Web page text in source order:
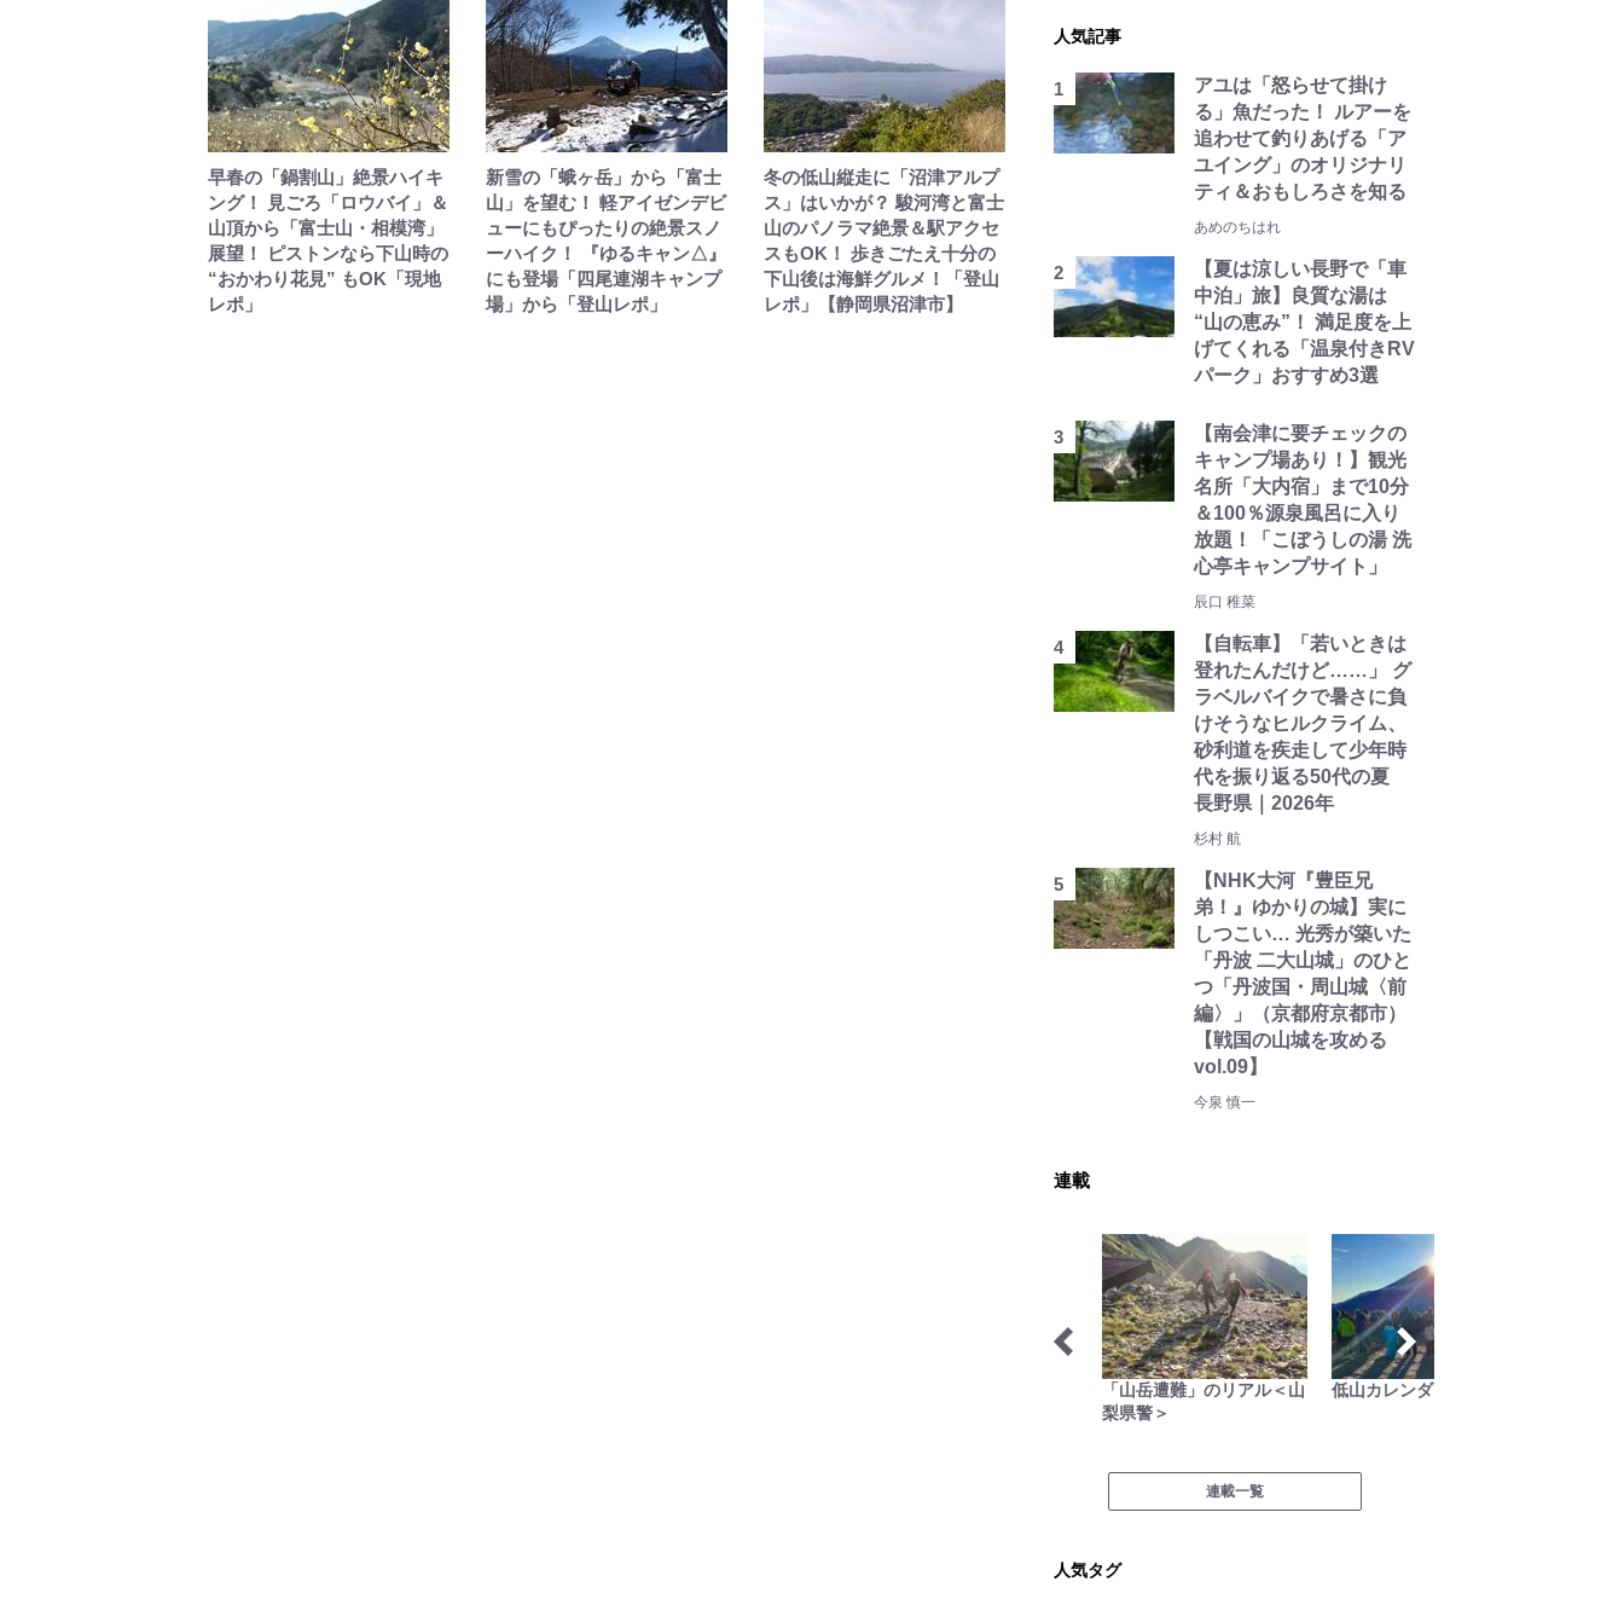
早春の「鍋割山」絶景ハイキ
ング！ 見ごろ「ロウバイ」＆
山頂から「富士山・相模湾」
展望！ ピストンなら下山時の
“おかわり花見” もOK「現地
レポ」
新雪の「蛾ヶ岳」から「富士
山」を望む！ 軽アイゼンデビ
ューにもぴったりの絶景スノ
ーハイク！ 『ゆるキャン△』
にも登場「四尾連湖キャンプ
場」から「登山レポ」
冬の低山縦走に「沼津アルプ
ス」はいかが？ 駿河湾と富士
山のパノラマ絶景＆駅アクセ
スもOK！ 歩きごたえ十分の
下山後は海鮮グルメ！「登山
レポ」【静岡県沼津市】
人気記事
アユは「怒らせて掛け
る」魚だった！ ルアーを
追わせて釣りあげる「ア
ユイング」のオリジナリ
ティ＆おもしろさを知る
あめのちはれ
【夏は涼しい長野で「車
中泊」旅】良質な湯は
“山の恵み”！ 満足度を上
げてくれる「温泉付きRV
パーク」おすすめ3選
【南会津に要チェックの
キャンプ場あり！】観光
名所「大内宿」まで10分
＆100％源泉風呂に入り
放題！「こぼうしの湯 洗
心亭キャンプサイト」
辰口 稚菜
【自転車】「若いときは
登れたんだけど……」 グ
ラベルバイクで暑さに負
けそうなヒルクライム、
砂利道を疾走して少年時
代を振り返る50代の夏
長野県｜2026年
杉村 航
【NHK大河『豊臣兄
弟！』ゆかりの城】実に
しつこい… 光秀が築いた
「丹波 二大山城」のひと
つ「丹波国・周山城〈前
編〉」（京都府京都市）
【戦国の山城を攻める
vol.09】
今泉 慎一
連載
「山岳遭難」のリアル＜山
梨県警＞
低山カレンダー
連載一覧
人気タグ